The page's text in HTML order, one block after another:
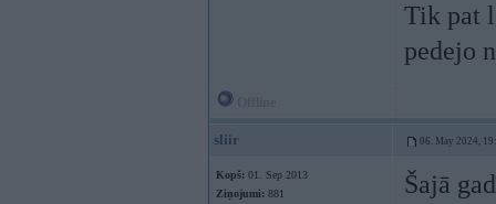
Tik pat
pedejo
sliir 06. May 2024,
Kopš: 01. Sep 2013
Ziņojumi: 881
Šajā